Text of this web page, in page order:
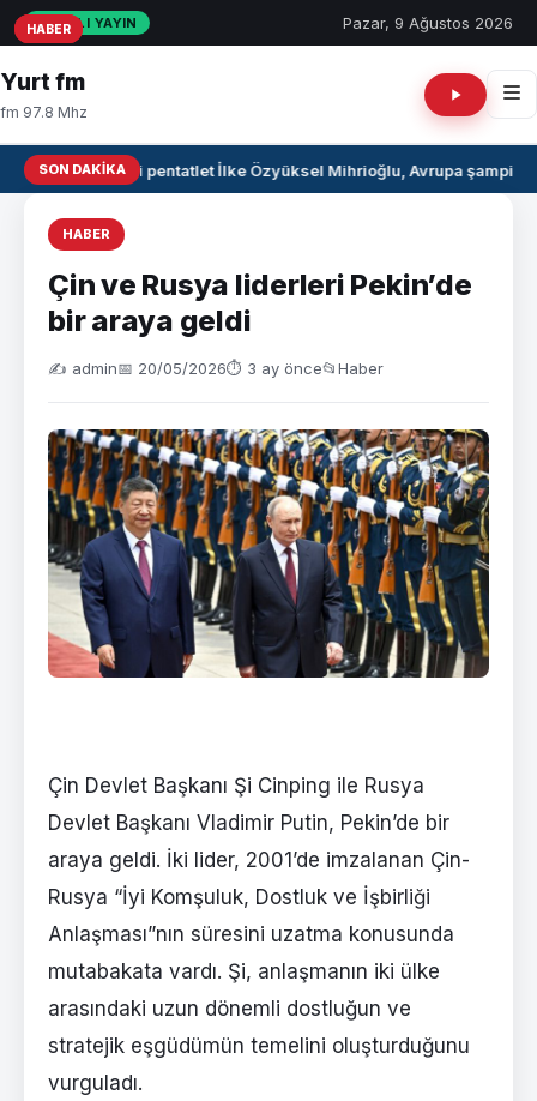
CANLI YAYIN Pazar, 9 Ağustos 2026
Yurt fm
fm 97.8 Mhz
SON DAKIKAMilli pentatlet İlke Özyüksel Mihrioğlu, Avrupa
HABER
Çin ve Rusya liderleri Pekin’de
bir araya geldi
✍️ admin📅 20/05/2026⏱ 3 ay önce📂Haber
Çin Devlet Başkanı Şi Cinping ile Rusya
Devlet Başkanı Vladimir Putin, Pekin’de bir
araya geldi. İki lider, 2001’de imzalanan Çin-
Rusya “İyi Komşuluk, Dostluk ve İşbirliği
Anlaşması”nın süresini uzatma konusunda
mutabakata vardı. Şi, anlaşmanın iki ülke
arasındaki uzun dönemli dostluğun ve
stratejik eşgüdümün temelini oluşturduğunu
vurguladı.
HABER
HABER
HABER